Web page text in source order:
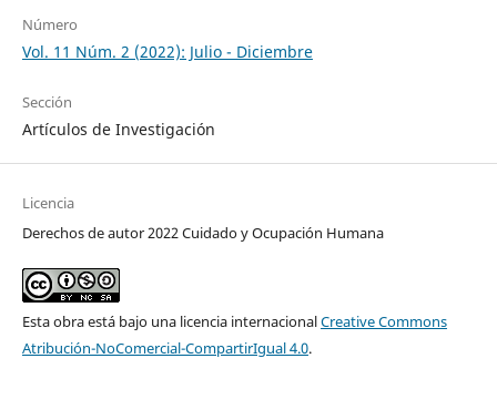
Número
Vol. 11 Núm. 2 (2022): Julio - Diciembre
Sección
Artículos de Investigación
Licencia
Derechos de autor 2022 Cuidado y Ocupación Humana
Esta obra está bajo una licencia internacionalCreative Commons
Atribución-NoComercial-CompartirIgual 4.0.